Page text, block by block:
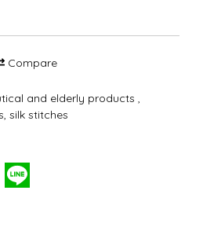
Compare
and elderly products ,
silk stitches